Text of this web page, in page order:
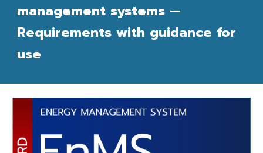
management systems —
Requirements with guidance for
use